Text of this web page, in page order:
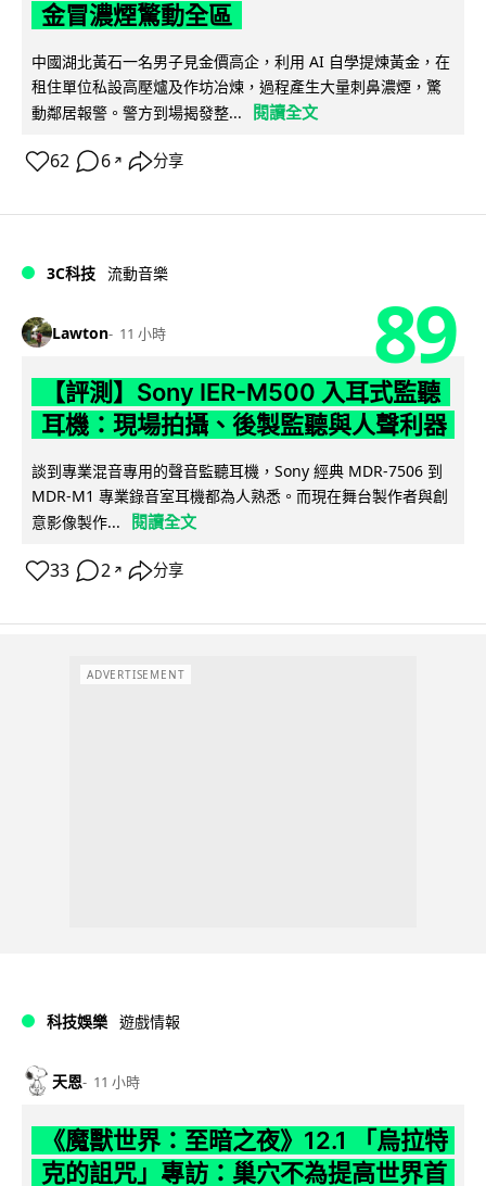
金冒濃煙驚動全區
中國湖北黃石一名男子見金價高企，利用 AI 自學提煉黃金，在
租住單位私設高壓爐及作坊冶煉，過程產生大量刺鼻濃煙，驚
動鄰居報警。警方到場揭發整...
閱讀全文
62 6 ↗ 分享
3C科技 流動音樂
Lawton 11 小時 89
【評測】Sony IER-M500 入耳式監聽
耳機：現場拍攝、後製監聽與人聲利器
談到專業混音專用的聲音監聽耳機，Sony 經典 MDR-7506 到
MDR-M1 專業錄音室耳機都為人熟悉。而現在舞台製作者與創
意影像製作...
閱讀全文
33 2 ↗ 分享
ADVERTISEMENT
科技娛樂 遊戲情報
天恩 11 小時
《魔獸世界：至暗之夜》12.1 「烏拉特
克的詛咒」專訪：巢穴不為提高世界首